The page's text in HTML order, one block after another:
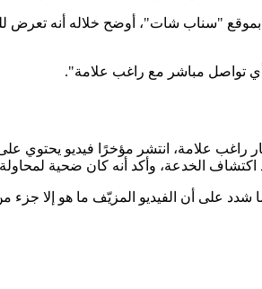
بموقع "سناب شات"، أوضح خلاله أنه تعرض
أي تواصل مباشر مع راغب علامة".
علامة، انتشر مؤخرًا فيديو يحتوي
الخدعة، وأكد أنه كان ضحية
شدد على أن الفيديو المزيّف ما هو إلا